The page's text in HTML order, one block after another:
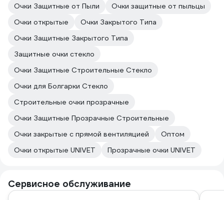
Очки Защитные от Пыли
Очки защитные от пыльцы
Очки открытые
Очки Закрытого Типа
Очки Защитные Закрытого Типа
Защитные очки стекло
Очки Защитные Строительные Стекло
Очки для Болгарки Стекло
Строительные очки прозрачные
Очки Защитные Прозрачные Строительные
Очки закрытые с прямой вентиляцией
Оптом
Очки открытые UNIVET
Прозрачные очки UNIVET
Сервисное обслуживание